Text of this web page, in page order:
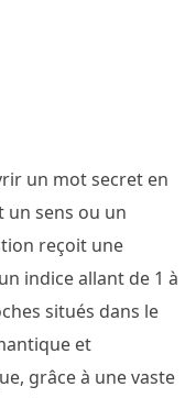
un mot secret en
sens ou un
reçoit une
indice allant de 1 à
situés dans le
et
grâce à une vaste